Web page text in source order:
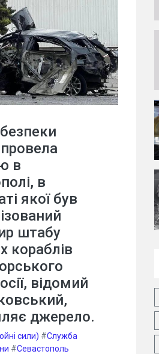
в
в
якої був
штабу
кораблів
відомий
джерело.
сили) #Служба
#Севастополь